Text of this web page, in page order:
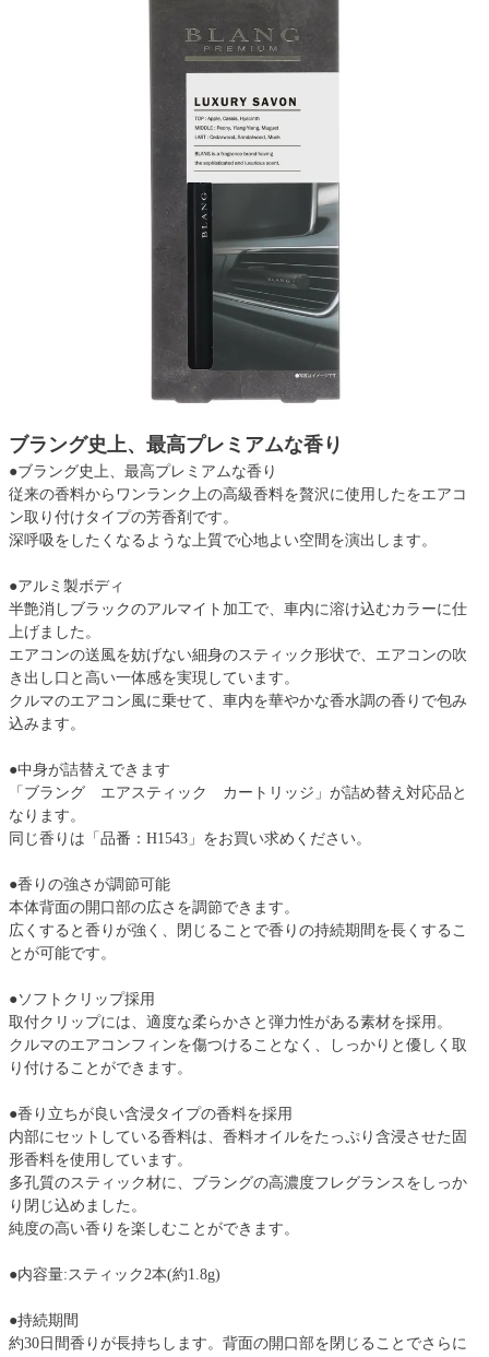
ブラング史上、最高プレミアムな香り
●ブラング史上、最高プレミアムな香り
従来の香料からワンランク上の高級香料を贅沢に使用したをエアコ
ン取り付けタイプの芳香剤です。
深呼吸をしたくなるような上質で心地よい空間を演出します。
●アルミ製ボディ
半艶消しブラックのアルマイト加工で、車内に溶け込むカラーに仕
上げました。
エアコンの送風を妨げない細身のスティック形状で、エアコンの吹
き出し口と高い一体感を実現しています。
クルマのエアコン風に乗せて、車内を華やかな香水調の香りで包み
込みます。
●中身が詰替えできます
「ブラング エアスティック カートリッジ」が詰め替え対応品と
なります。
同じ香りは「品番：H1543」をお買い求めください。
●香りの強さが調節可能
本体背面の開口部の広さを調節できます。
広くすると香りが強く、閉じることで香りの持続期間を長くするこ
とが可能です。
●ソフトクリップ採用
取付クリップには、適度な柔らかさと弾力性がある素材を採用。
クルマのエアコンフィンを傷つけることなく、しっかりと優しく取
り付けることができます。
●香り立ちが良い含浸タイプの香料を採用
内部にセットしている香料は、香料オイルをたっぷり含浸させた固
形香料を使用しています。
多孔質のスティック材に、ブラングの高濃度フレグランスをしっか
り閉じ込めました。
純度の高い香りを楽しむことができます。
●内容量:スティック2本(約1.8g)
●持続期間
約30日間香りが長持ちします。背面の開口部を閉じることでさらに